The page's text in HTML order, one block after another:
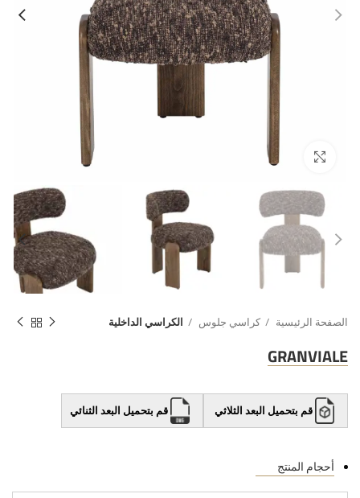
الصفحة الرئيسية كراسي جلوس الكراسي الداخلية
GRANVIALE
قم بتحميل البعد الثلاثي قم بتحميل البعد الثنائي
أحجام المنتج